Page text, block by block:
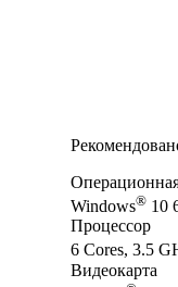
Windows® 10
Процессор
6 Cores, 3.5
Видеокарта